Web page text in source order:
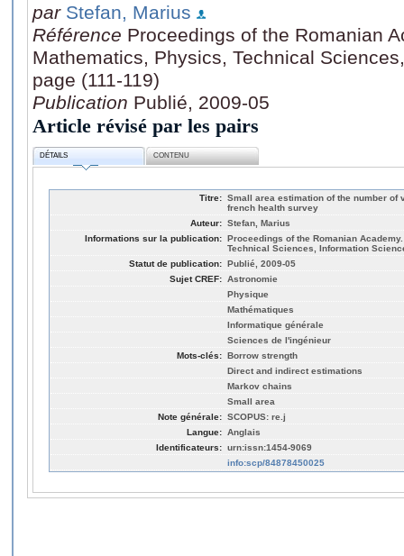
par Stefan, Marius
Référence Proceedings of the Romanian
Mathematics, Physics, Technical
page (111-119)
Publication Publié, 2009-05
Article révisé par les pairs
DÉTAILS CONTENU
Titre: Small area estimation of the number
french health survey
Auteur: Stefan, Marius
Informations sur la publication: Proceedings of the Romanian
Technical Sciences, Information
Statut de publication: Publié, 2009-05
Sujet CREF: Astronomie
Physique
Mathématiques
Informatique générale
Sciences de l'ingénieur
Mots-clés: Borrow strength
Direct and indirect estimations
Markov chains
Small area
Note générale: SCOPUS: re.j
Langue: Anglais
Identificateurs: urn:issn:1454-9069
info:scp/84878450025